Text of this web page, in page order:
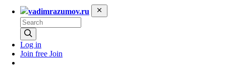
vadimrazumov.ru
Log in
Join free Join